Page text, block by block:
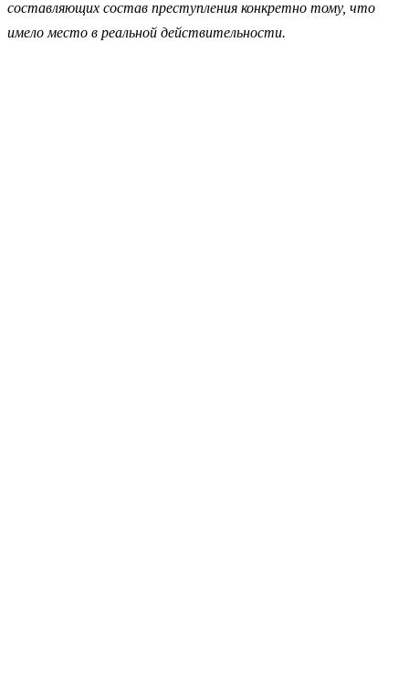
составляющих состав преступления конкретно тому, что
имело место в реальной действительности.